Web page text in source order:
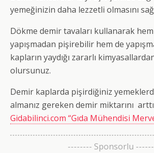
yemeğinizin daha lezzetli olmasını
Dökme demir tavaları kullanarak
yapışmadan pişirebilir hem de
kapların yaydığı zararlı
olursunuz.
Demir kaplarda pişirdiğiniz
almanız gereken demir miktarını
Gidabilinci.com “Gıda Mühendisi
-------- Sponsorlu